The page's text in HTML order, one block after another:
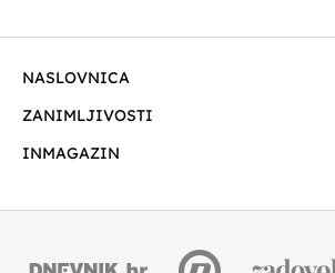
NASLOVNICA
ZANIMLJIVOSTI
INMAGAZIN